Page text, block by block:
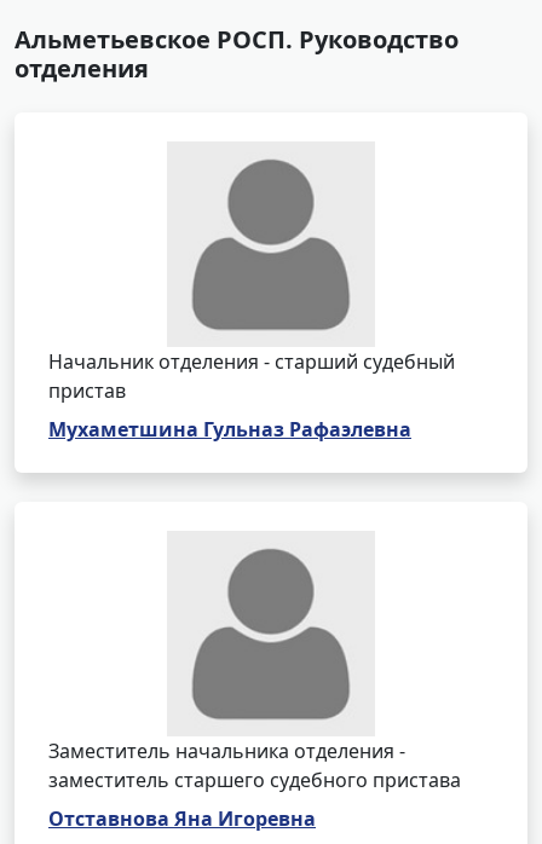
Альметьевское РОСП. Руководство
отделения
Начальник отделения - старший судебный
пристав
Мухаметшина Гульназ Рафаэлевна
Заместитель начальника отделения -
заместитель старшего судебного пристава
Отставнова Яна Игоревна